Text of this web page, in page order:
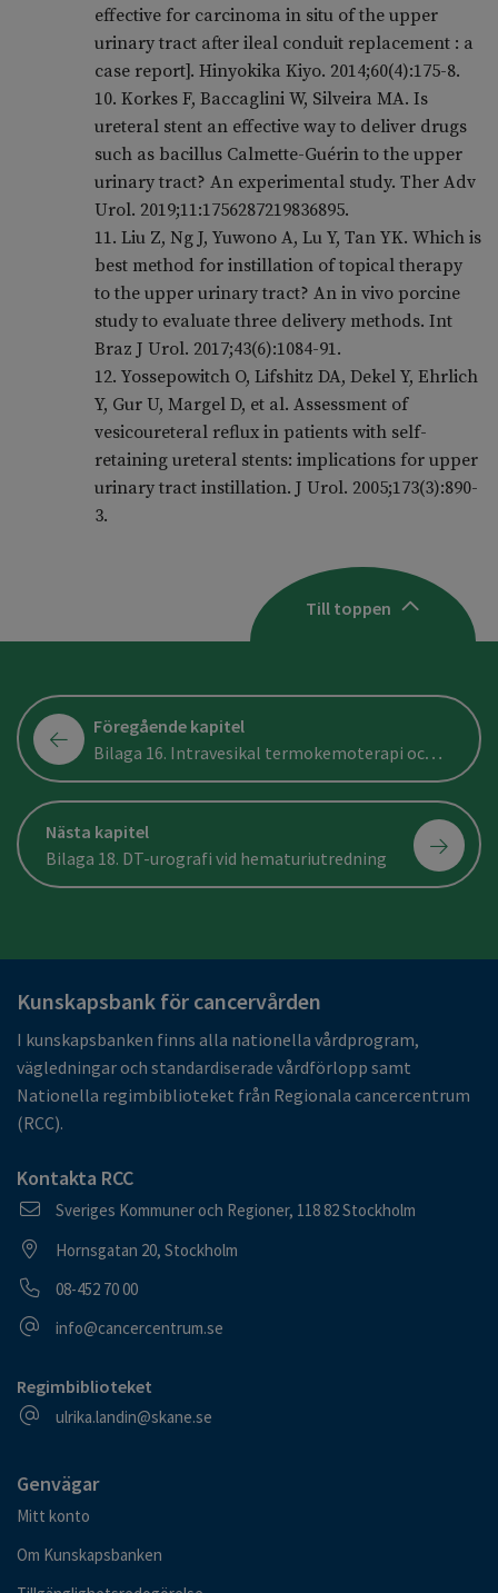
effective for carcinoma in situ of the upper
urinary tract after ileal conduit replacement : a
case report]. Hinyokika Kiyo. 2014;60(4):175-8.
10. Korkes F, Baccaglini W, Silveira MA. Is
ureteral stent an effective way to deliver drugs
such as bacillus Calmette-Guérin to the upper
urinary tract? An experimental study. Ther Adv
Urol. 2019;11:1756287219836895.
11. Liu Z, Ng J, Yuwono A, Lu Y, Tan YK. Which is
best method for instillation of topical therapy
to the upper urinary tract? An in vivo porcine
study to evaluate three delivery methods. Int
Braz J Urol. 2017;43(6):1084-91.
12. Yossepowitch O, Lifshitz DA, Dekel Y, Ehrlich
Y, Gur U, Margel D, et al. Assessment of
vesicoureteral reflux in patients with self-
retaining ureteral stents: implications for upper
urinary tract instillation. J Urol. 2005;173(3):890-
3.
Till toppen
Föregående kapitel
Bilaga 16. Intravesikal termokemoterapi och EMDA (electromotive drug administration)
Nästa kapitel
Bilaga 18. DT-urografi vid hematuriutredning
Kunskapsbank för cancervården
I kunskapsbanken finns alla nationella vårdprogram,
vägledningar och standardiserade vårdförlopp samt
Nationella regimbiblioteket från Regionala cancercentrum
(RCC).
Kontakta RCC
Postadress
Sveriges Kommuner och Regioner, 118 82 Stockholm
Besöksadress
Hornsgatan 20, Stockholm
Telefonnummer
08-452 70 00
E-postadress
info@cancercentrum.se
Regimbiblioteket
E-postadress
ulrika.landin@skane.se
Genvägar
Mitt konto
Om Kunskapsbanken